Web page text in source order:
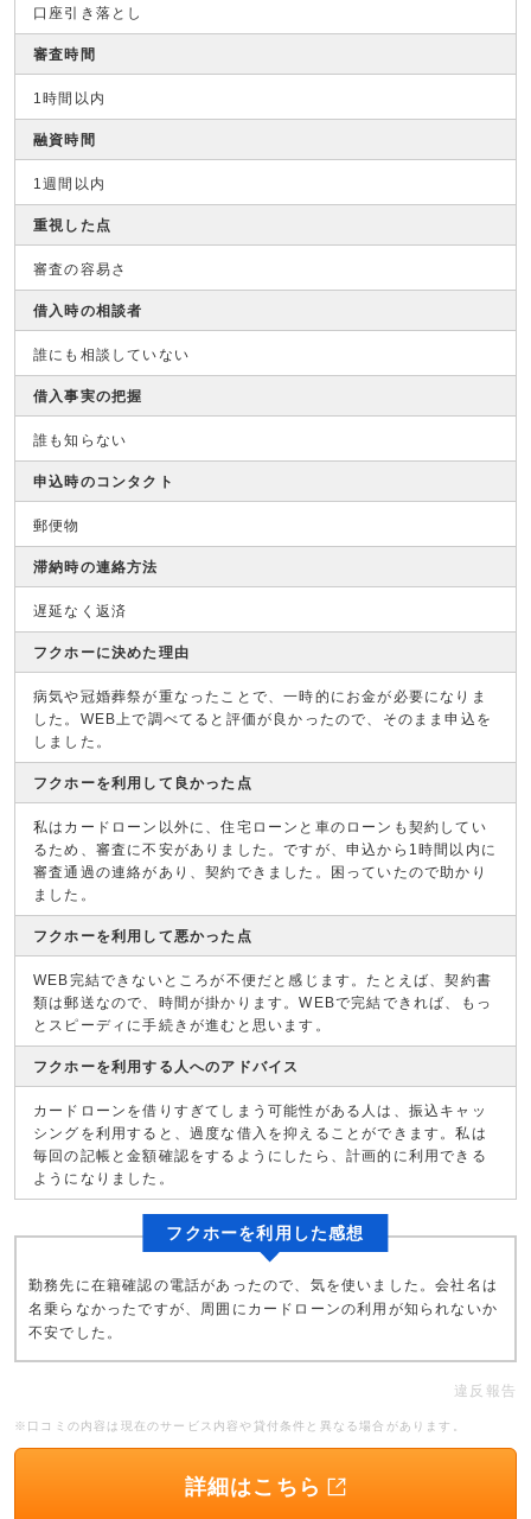
口座引き落とし
審査時間
1時間以内
融資時間
1週間以内
重視した点
審査の容易さ
借入時の相談者
誰にも相談していない
借入事実の把握
誰も知らない
申込時のコンタクト
郵便物
滞納時の連絡方法
遅延なく返済
フクホーに決めた理由
病気や冠婚葬祭が重なったことで、一時的にお金が必要になりま
した。WEB上で調べてると評価が良かったので、そのまま申込を
しました。
フクホーを利用して良かった点
私はカードローン以外に、住宅ローンと車のローンも契約してい
るため、審査に不安がありました。ですが、申込から1時間以内に
審査通過の連絡があり、契約できました。困っていたので助かり
ました。
フクホーを利用して悪かった点
WEB完結できないところが不便だと感じます。たとえば、契約書
類は郵送なので、時間が掛かります。WEBで完結できれば、もっ
とスピーディに手続きが進むと思います。
フクホーを利用する人へのアドバイス
カードローンを借りすぎてしまう可能性がある人は、振込キャッ
シングを利用すると、過度な借入を抑えることができます。私は
毎回の記帳と金額確認をするようにしたら、計画的に利用できる
ようになりました。
フクホーを利用した感想
勤務先に在籍確認の電話があったので、気を使いました。会社名は
名乗らなかったですが、周囲にカードローンの利用が知られないか
不安でした。
違反報告
※口コミの内容は現在のサービス内容や貸付条件と異なる場合があります。
詳細はこちら